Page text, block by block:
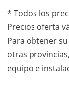
* Todos los
Precios oferta
Para obtener
otras
equipo e